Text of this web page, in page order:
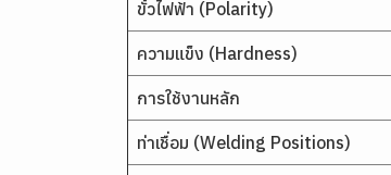
ขั้วไฟฟ้า (Polarity)
ความแข็ง (Hardness)
การใช้งานหลัก
ท่าเชื่อม (Welding Positions)